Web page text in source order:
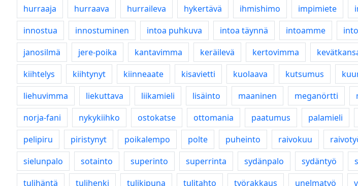
hurraaja
hurraava hurraileva hykertävä ihmishimo impimiete
innostua
innostuminen intoa puhkuva intoa täynnä intoamme
janosilmä
jere-poika kantavimma keräilevä kertovimma
kiihtelys
kiihtynyt kiinneaate kisavietti kuolaava kutsumus
liehuvimma
liekuttava liikamieli lisäinto maaninen meganörtti
norja-fani
nykykiihko ostokatse ottomania paatumus palamieli
pelipiru
piristynyt poikalempo polte puheinto raivokuu
sielunpalo
sotainto superinto superrinta sydänpalo sydäntyö
tulihäntä
tulihenki tulikipuna tulitahto työrakkaus unelmatyö